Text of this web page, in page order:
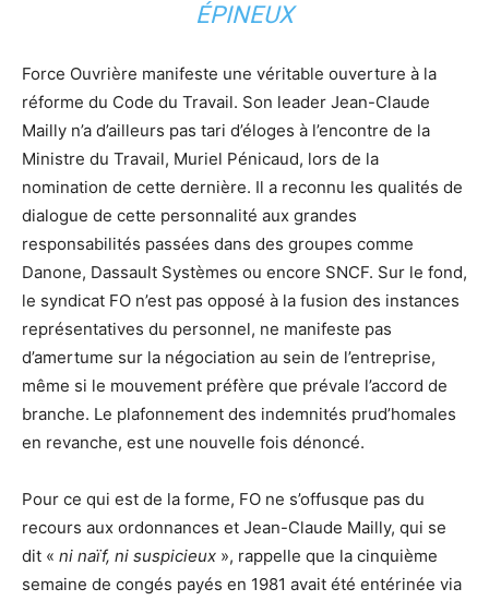
ÉPINEUX
Force Ouvrière manifeste une véritable ouverture à la
réforme du Code du Travail. Son leader Jean-Claude
Mailly n’a d’ailleurs pas tari d’éloges à l’encontre de la
Ministre du Travail, Muriel Pénicaud, lors de la
nomination de cette dernière. Il a reconnu les qualités de
dialogue de cette personnalité aux grandes
responsabilités passées dans des groupes comme
Danone, Dassault Systèmes ou encore SNCF. Sur le fond,
le syndicat FO n’est pas opposé à la fusion des instances
représentatives du personnel, ne manifeste pas
d’amertume sur la négociation au sein de l’entreprise,
même si le mouvement préfère que prévale l’accord de
branche. Le plafonnement des indemnités prud’homales
en revanche, est une nouvelle fois dénoncé.
Pour ce qui est de la forme, FO ne s’offusque pas du
recours aux ordonnances et Jean-Claude Mailly, qui se
dit « ni naïf, ni suspicieux », rappelle que la cinquième
semaine de congés payés en 1981 avait été entérinée via